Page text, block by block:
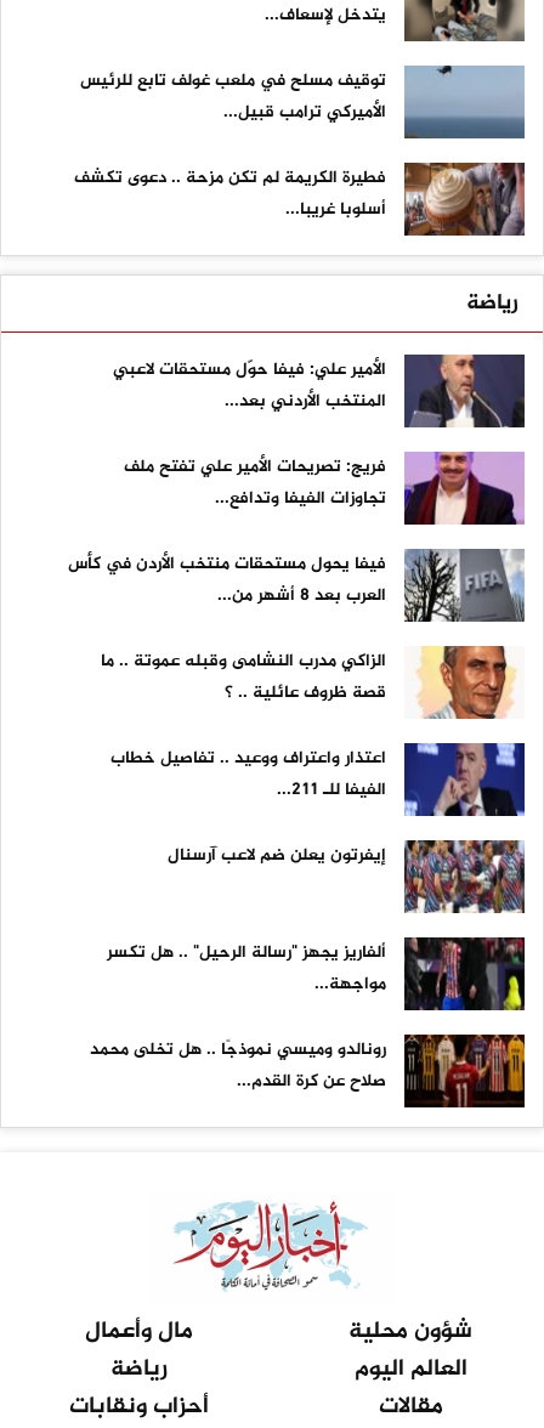
يتدخل لإسعاف...
توقيف مسلح في ملعب غولف تابع للرئيس
الأميركي ترامب قبيل...
فطيرة الكريمة لم تكن مزحة .. دعوى تكشف
أسلوبا غريبا...
رياضة
الأمير علي: فيفا حوّل مستحقات لاعبي
المنتخب الأردني بعد...
فريج: تصريحات الأمير علي تفتح ملف
تجاوزات الفيفا وتدافع...
فيفا يحول مستحقات منتخب الأردن في كأس
العرب بعد 8 أشهر من...
الزاكي مدرب النشامى وقبله عموتة .. ما
قصة ظروف عائلية .. ؟
اعتذار واعتراف ووعيد .. تفاصيل خطاب
الفيفا للـ 211...
إيفرتون يعلن ضم لاعب آرسنال
ألفاريز يجهز "رسالة الرحيل" .. هل تكسر
مواجهة...
رونالدو وميسي نموذجًا .. هل تخلى محمد
صلاح عن كرة القدم...
شؤون محلية
مال وأعمال
العالم اليوم
رياضة
مقالات
أحزاب ونقابات